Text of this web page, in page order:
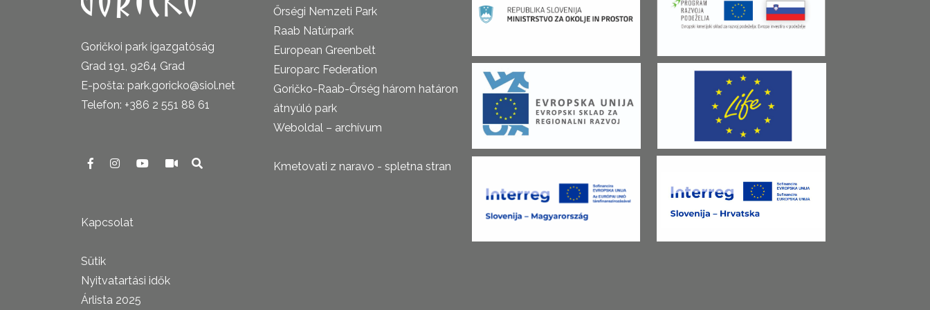
Goričkoi park igazgatóság
Grad 191, 9264 Grad
E-pošta: park.goricko@siol.net
Telefon: +386 2 551 88 61
Kapcsolat
Sütik
Nyitvatartási idők
Árlista 2025
Őrségi Nemzeti Park
Raab Natúrpark
European Greenbelt
Europarc Federation
Goričko-Raab-Őrség három határon
átnyúló park
Weboldal – archívum
Kmetovati z naravo - spletna stran